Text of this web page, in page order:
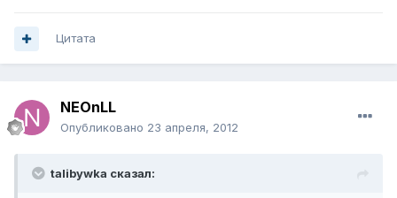
Цитата
NEOnLL
Опубликовано 23 апреля, 2012
talibywka сказал: